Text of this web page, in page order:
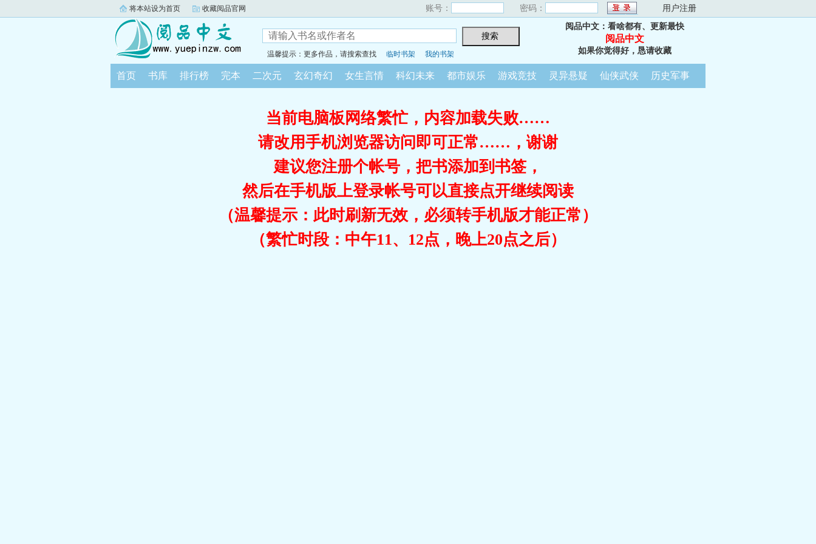
将本站设为首页 收藏阅品官网 账号： 密码： 用户注册
温馨提示：更多作品，请搜索查找 临时书架 我的书架
阅品中文：看啥都有、更新最快
阅品中文
如果你觉得好，恳请收藏
首页 书库 排行榜 完本 二次元 玄幻奇幻 女生言情 科幻未来 都市娱乐 游戏竞技 灵异悬疑 仙侠武侠 历史军事
当前电脑板网络繁忙，内容加载失败……
请改用手机浏览器访问即可正常……，谢谢
建议您注册个帐号，把书添加到书签，
然后在手机版上登录帐号可以直接点开继续阅读
（温馨提示：此时刷新无效，必须转手机版才能正常）
（繁忙时段：中午11、12点，晚上20点之后）